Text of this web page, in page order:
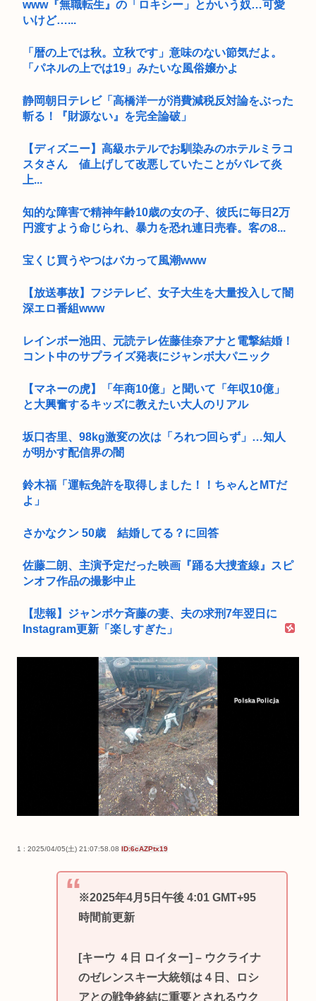
www『無職転生』の「ロキシー」とかいう奴…可愛
いけど…...
「暦の上では秋。立秋です」意味のない節気だよ。
「パネルの上では19」みたいな風俗嬢かよ
静岡朝日テレビ「高橋洋一が消費減税反対論をぶった
斬る！『財源ない』を完全論破」
【ディズニー】高級ホテルでお馴染みのホテルミラコ
スタさん 値上げして改悪していたことがバレて炎
上...
知的な障害で精神年齢10歳の女の子、彼氏に毎日2万
円渡すよう命じられ、暴力を恐れ連日売春。客の8...
宝くじ買うやつはバカって風潮www
【放送事故】フジテレビ、女子大生を大量投入して闇
深エロ番組www
レインボー池田、元読テレ佐藤佳奈アナと電撃結婚！
コント中のサプライズ発表にジャンボ大パニック
【マネーの虎】「年商10億」と聞いて「年収10億」
と大興奮するキッズに教えたい大人のリアル
坂口杏里、98kg激変の次は「ろれつ回らず」…知人
が明かす配信界の闇
鈴木福「運転免許を取得しました！！ちゃんとMTだ
よ」
さかなクン 50歳 結婚してる？に回答
佐藤二朗、主演予定だった映画『踊る大捜査線』スピ
ンオフ作品の撮影中止
【悲報】ジャンポケ斉藤の妻、夫の求刑7年翌日に
Instagram更新「楽しすぎた」
1 : 2025/04/05(土) 21:07:58.08 ID:6cAZPtx19
※2025年4月5日午後 4:01 GMT+95
時間前更新
[キーウ ４日 ロイター] – ウクライナ
のゼレンスキー大統領は４日、ロシ
アとの戦争終結に重要とされるウク